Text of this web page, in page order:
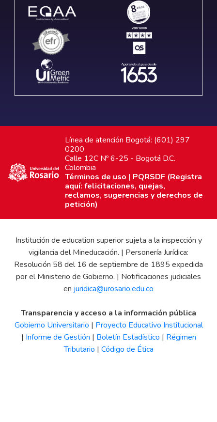
Línea de atención Bogotá: (601) 297
0200
Calle 12C Nº 6-25 - Bogotá D.C.
Colombia
Términos de uso | PQRSDF (Registra
aquí: felicitaciones, quejas,
reclamos, sugerencias y derechos de
petición)
Institución de education superior sujeta a la inspección y
vigilancia del Mineducación. | Personería Jurídica:
Resolución 58 del 16 de septiembre de 1895 expedida
por el Ministerio de Gobierno. | Notificaciones judiciales
en juridica@urosario.edu.co
Transparencia y acceso a la información pública
Gobierno Universitario | Proyecto Educativo Institucional
| Informe de Gestión | Boletín Estadístico | Régimen
Tributario | Código de Ética